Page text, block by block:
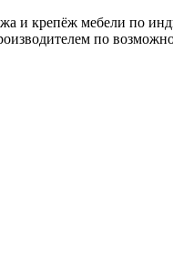
и крепёж мебели по
по